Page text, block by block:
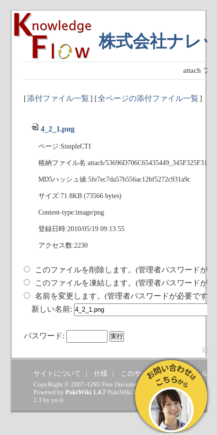
株式会社ナレ
attach プ
[添付ファイル一覧] [全ページの添付ファイル一覧]
4_2_1.png
ページ:SimpleCTI
格納ファイル名:attach/
MD5ハッシュ値:5fe7ec7da57b556ac12bf5272c931a9c
サイズ:71.8KB (73566 bytes)
Content-type:image/png
登録日時:2010/05/19 09:13:55
アクセス数:2230
このファイルを削除します。(管理者パスワードが
このファイルを凍結します。(管理者パスワードが
名前を変更します。(管理者パスワードが必要です)
新しい名前:
パスワード:
サイトについて 仕様 このサイトへの要望 ヘルプ
CopyRight © 2007- GNU Free Documentation License.
Powered by PukiWiki 1.4.7 PukiWiki Developers Team(GPL
)
1.3 by yu-ji
×